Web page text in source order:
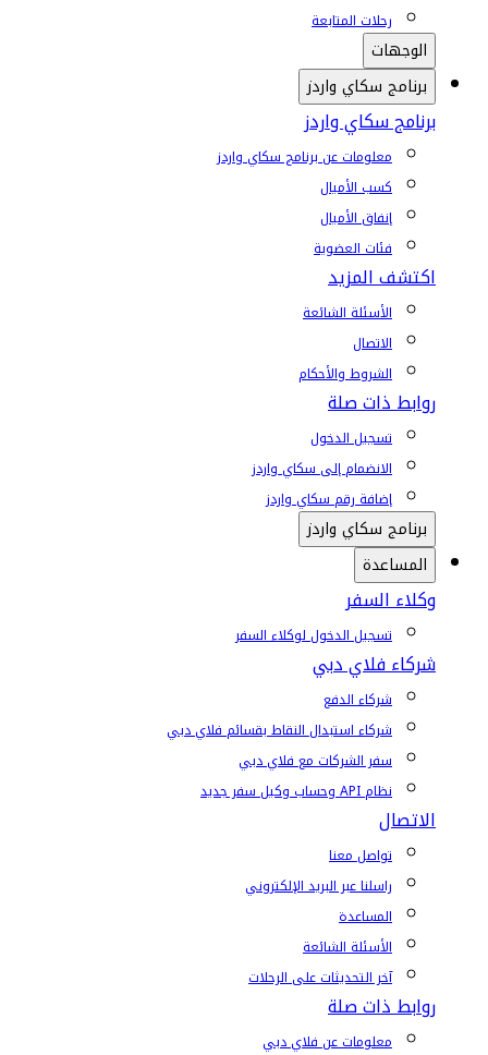
رحلات المتابعة
الوجهات
برنامج سكاي واردز
برنامج سكاي واردز
معلومات عن برنامج سكاي واردز
كسب الأميال
إنفاق الأميال
فئات العضوية
اكتشف المزيد
الأسئلة الشائعة
الاتصال
الشروط والأحكام
روابط ذات صلة
تسجيل الدخول
الانضمام إلى سكاي واردز
إضافة رقم سكاي واردز
برنامج سكاي واردز
المساعدة
وكلاء السفر
تسجيل الدخول لوكلاء السفر
شركاء فلاي دبي
شركاء الدفع
شركاء استبدال النقاط بقسائم فلاي دبي
سفر الشركات مع فلاي دبي
نظام API وحساب وكيل سفر جديد
الاتصال
تواصل معنا
راسلنا عبر البريد الإلكتروني
المساعدة
الأسئلة الشائعة
آخر التحديثات على الرحلات
روابط ذات صلة
معلومات عن فلاي دبي